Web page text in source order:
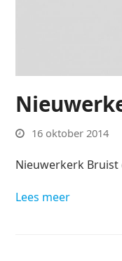
16 oktober 2014
Nieuwerkerk Bruist
Lees meer